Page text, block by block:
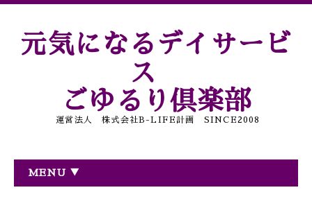
元気になるデイサービ
ス
ごゆるり倶楽部
運営法人 株式会社B-LIFE計画 SINCE2008
MENU ▼